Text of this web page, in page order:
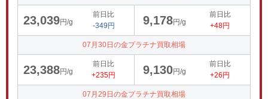
23,039円/g
前日比
-349円
9,178円/g
前日比
+48円
07月30日の金プラチナ買取相場
23,388円/g
前日比
+235円
9,130円/g
前日比
+26円
07月29日の金プラチナ買取相場